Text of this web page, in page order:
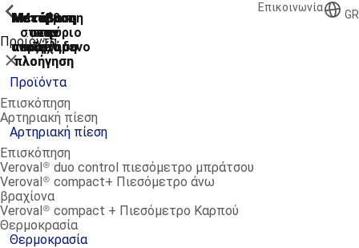
Μετάβαση
στην
αναζήτηση
Μετάβαση
στην
κύρια
πλοήγηση
Μετάβαση
στην
κύρια
πλοήγηση
Μετάβαση
στο κύριο
περιεχόμενο
Μετάβαση
στο
υποσέλιδο
Επικοινωνία
GR
Προϊόντα
ShowPrevious
Κλείσιμο
Προϊόντα
Επισκόπηση
Αρτηριακή πίεση
ShowPrevious
Αρτηριακή πίεση
Επισκόπηση
Veroval® duo control πιεσόμετρο μπράτσου
Veroval® compact+ Πιεσόμετρο άνω
βραχίονα
Veroval® compact + Πιεσόμετρο Καρπού
Θερμοκρασία
ShowPrevious
Θερμοκρασία
ShowPrevious
ShowPrevious
ShowPrevious
ShowPrevious